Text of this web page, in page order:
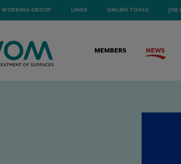
WORKING GROUP LINKS ONLINE TOOLS JOB
MEMBERS NEWS
VERPLICHTE DUURZAAMHEIDSVERSLAGGEVING VERSOEPELD